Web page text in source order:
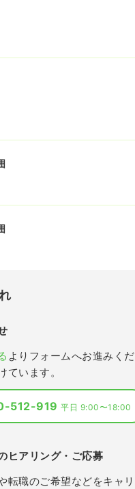
よりフォームへお進みく
ています。
512-919平日 9:00〜18:00
ヒアリング・ご応募
転職のご希望などをキャ